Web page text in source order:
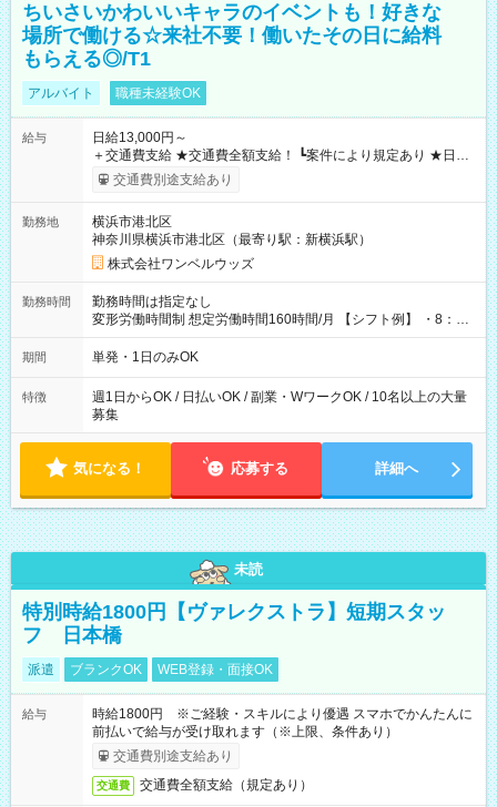
ちいさいかわいいキャラのイベントも！好きな
場所で働ける☆来社不要！働いたその日に給料
もらえる◎/T1
アルバイト 職種未経験OK
給与
日給13,000円～
＋交通費支給 ★交通費全額支給！ ┗案件により規定あり ★日払
いOK！（規定あり） ┗働いたその日に現金GET♪ お仕事後はコ
ンビニATMから 日払い分を引き落とせます！ 【試用期間】試
交通費別途支給あり
勤務地
横浜市港北区
神奈川県横浜市港北区（最寄り駅：新横浜駅）
株式会社ワンベルウッズ
勤務時間
勤務時間は指定なし
変形労働時間制 想定労働時間160時間/月 【シフト例】 ・8：00
～21：00
期間 単発・1日のみOK
特徴
週1日からOK / 日払いOK / 副業・WワークOK / 10名以上の大量
募集
気になる！ 応募する 詳細へ
未読
特別時給1800円【ヴァレクストラ】短期スタッ
フ 日本橋
派遣 ブランクOK WEB登録・面接OK
給与
時給1800円 ※ご経験・スキルにより優遇 スマホでかんたんに
前払いで給与が受け取れます（※上限、条件あり）
交通費別途支給あり
交通費 交通費全額支給（規定あり）